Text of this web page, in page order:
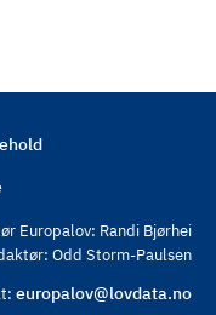
Europalov: Randi Bjørhei
Odd Storm-Paulsen
europalov@lovdata.no